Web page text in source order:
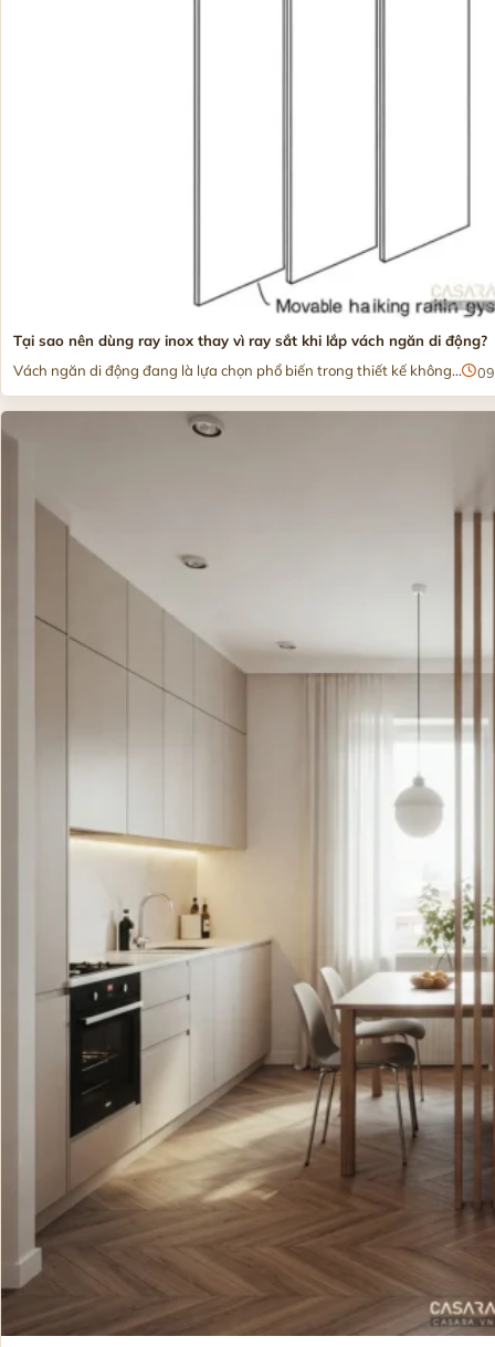
Tại sao nên dùng ray inox thay vì ray sắt khi lắp vách ngăn di động?
Vách ngăn di động đang là lựa chọn phổ biến trong thiết kế không...